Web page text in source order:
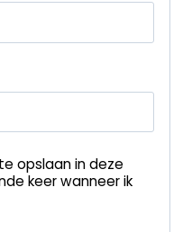
opslaan in deze
keer wanneer ik